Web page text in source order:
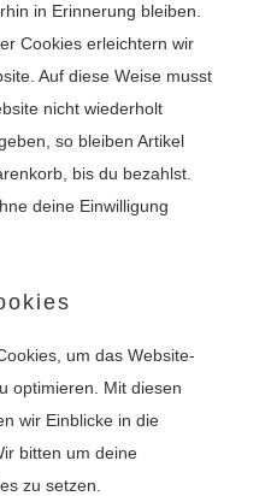
in Erinnerung bleiben.
Cookies erleichtern wir
Auf diese Weise musst
nicht wiederholt
so bleiben Artikel
bis du bezahlst.
deine Einwilligung
um das Website-
optimieren. Mit diesen
wir Einblicke in die
bitten um deine
zu setzen.